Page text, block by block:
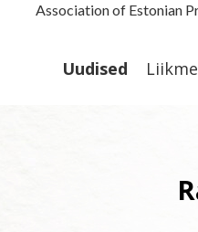
Association of Estonian
Uudised